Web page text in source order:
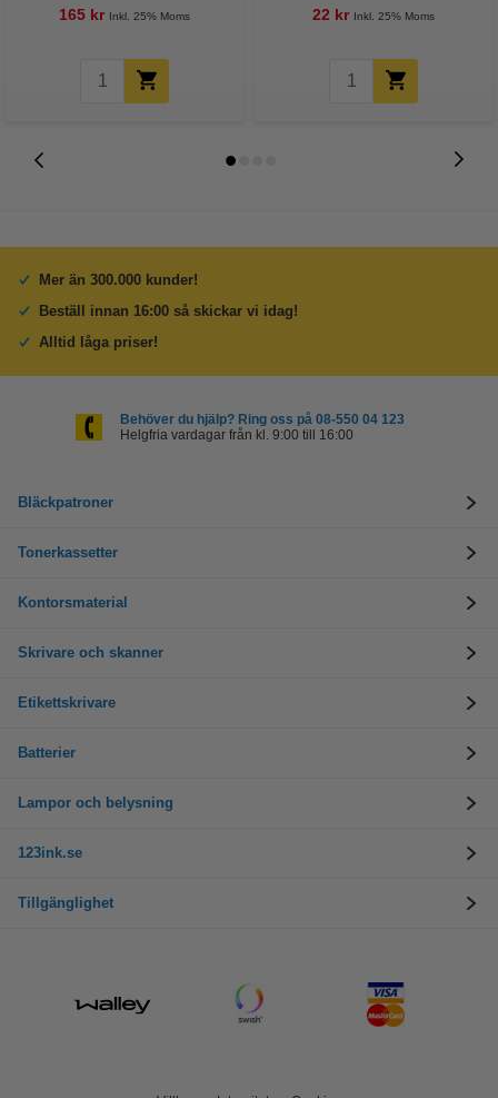
165 kr Inkl. 25% Moms 22 kr Inkl. 25% Moms
Mer än 300.000 kunder!
Beställ innan 16:00 så skickar vi idag!
Alltid låga priser!
Behöver du hjälp? Ring oss på 08-550 04 123
Helgfria vardagar från kl. 9:00 till 16:00
Bläckpatroner
Tonerkassetter
Kontorsmaterial
Skrivare och skanner
Etikettskrivare
Batterier
Lampor och belysning
123ink.se
Tillgänglighet